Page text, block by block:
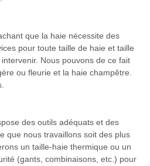
que la haie nécessite des
pour toute taille de haie et taille
Nous pouvons de ce fait
ou fleurie et la haie champêtre.
des outils adéquats et des
que nous travaillons soit des plus
un taille-haie thermique ou un
(gants, combinaisons, etc.) pour